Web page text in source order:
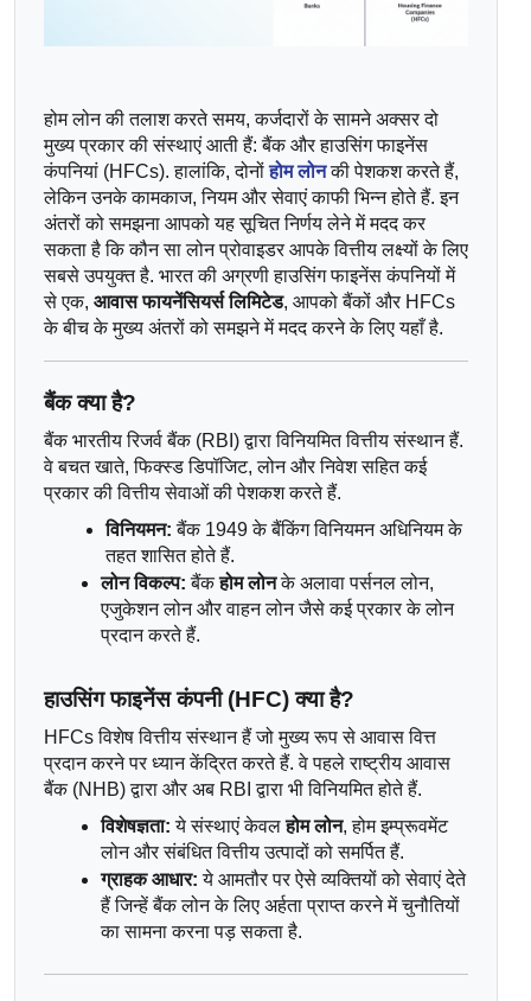
होम लोन की तलाश करते समय, कर्जदारों के सामने अक्सर दो
मुख्य प्रकार की संस्थाएं आती हैं: बैंक और हाउसिंग फाइनेंस
कंपनियां (HFCs). हालांकि, दोनों होम लोन की पेशकश करते हैं,
लेकिन उनके कामकाज, नियम और सेवाएं काफी भिन्न होते हैं. इन
अंतरों को समझना आपको यह सूचित निर्णय लेने में मदद कर
सकता है कि कौन सा लोन प्रोवाइडर आपके वित्तीय लक्ष्यों के लिए
सबसे उपयुक्त है. भारत की अग्रणी हाउसिंग फाइनेंस कंपनियों में
से एक, आवास फायनेंसियर्स लिमिटेड, आपको बैंकों और HFCs
के बीच के मुख्य अंतरों को समझने में मदद करने के लिए यहाँ है.
बैंक क्या है?
बैंक भारतीय रिजर्व बैंक (RBI) द्वारा विनियमित वित्तीय संस्थान हैं.
वे बचत खाते, फिक्स्ड डिपॉजिट, लोन और निवेश सहित कई
प्रकार की वित्तीय सेवाओं की पेशकश करते हैं.
विनियमन: बैंक 1949 के बैंकिंग विनियमन अधिनियम के
तहत शासित होते हैं.
लोन विकल्प: बैंक होम लोन के अलावा पर्सनल लोन,
एजुकेशन लोन और वाहन लोन जैसे कई प्रकार के लोन
प्रदान करते हैं.
हाउसिंग फाइनेंस कंपनी (HFC) क्या है?
HFCs विशेष वित्तीय संस्थान हैं जो मुख्य रूप से आवास वित्त
प्रदान करने पर ध्यान केंद्रित करते हैं. वे पहले राष्ट्रीय आवास
बैंक (NHB) द्वारा और अब RBI द्वारा भी विनियमित होते हैं.
विशेषज्ञता: ये संस्थाएं केवल होम लोन, होम इम्प्रूवमेंट
लोन और संबंधित वित्तीय उत्पादों को समर्पित हैं.
ग्राहक आधार: ये आमतौर पर ऐसे व्यक्तियों को सेवाएं देते
हैं जिन्हें बैंक लोन के लिए अर्हता प्राप्त करने में चुनौतियों
का सामना करना पड़ सकता है.